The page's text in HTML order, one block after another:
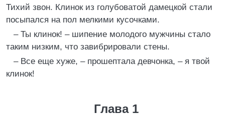
Тихий звон. Клинок из голубоватой дамецкой стали
посыпался на пол мелкими кусочками.
– Ты клинок! – шипение молодого мужчины стало
таким низким, что завибрировали стены.
– Все еще хуже, – прошептала девчонка, – я твой
клинок!
Глава 1